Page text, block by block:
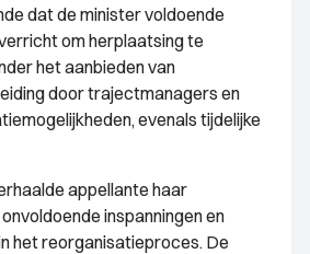
dat de minister voldoende
om herplaatsing te
het aanbieden van
door trajectmanagers en
evenals tijdelijke
appellante haar
inspanningen en
het reorganisatieproces. De